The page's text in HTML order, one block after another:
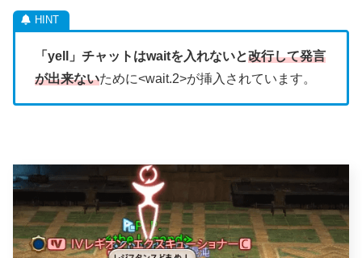
「yell」チャットはwaitを入れないと改行して発言
が出来ないために<wait.2>が挿入されています。